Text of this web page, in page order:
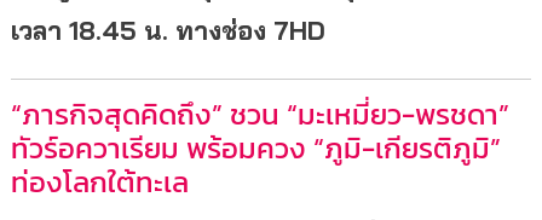
เวลา 18.45 น. ทางช่อง 7HD
“ภารกิจสุดคิดถึง” ชวน “มะเหมี่ยว-พรชดา”
ทัวร์อควาเรียม พร้อมควง “ภูมิ-เกียรติภูมิ”
ท่องโลกใต้ทะเล